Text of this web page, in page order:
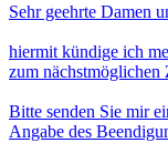
Sehr geehrte Damen
hiermit kündige ich
zum nächstmöglichen
Bitte senden Sie mir
Angabe des